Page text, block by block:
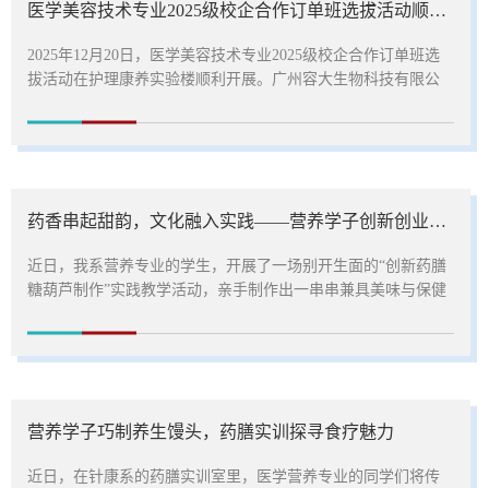
的原理与重要性。...
医学美容技术专业2025级校企合作订单班选拔活动顺利举行
2025年12月20日，医学美容技术专业2025级校企合作订单班选
拔活动在护理康养实验楼顺利开展。广州容大生物科技有限公
质企业代表莅临现场，面向2025级专业学生开展选拔。上午8点
30分，选拔活动正式启动。三家企业依次宣讲后，对意向学生
单班选拔坚持“双向选择”...
药香串起甜韵，文化融入实践——营养学子创新创业实训课制作“健康版”糖葫芦
近日，我系营养专业的学生，开展了一场别开生面的“创新药膳
糖葫芦制作”实践教学活动，亲手制作出一串串兼具美味与保健
的药膳糖葫芦，是在传统山楂冰糖葫芦的基础上，创新性地加
入了药食两用材料，既保持了传统风味，又增强了保健功能。
入了补肝肾、明目的枸杞；...
营养学子巧制养生馒头，药膳实训探寻食疗魅力
近日，在针康系的药膳实训室里，医学营养专业的同学们将传